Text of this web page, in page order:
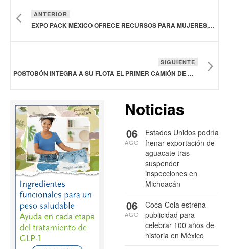
ANTERIOR
EXPO PACK MÉXICO OFRECE RECURSOS PARA MUJERES, AL IMPULSAR EL CRECIMIENTO DE LA PACKAGING AND PROCESSING WOMEN’S LEADERSHIP NETWORK EN LATAM
SIGUIENTE
POSTOBÓN INTEGRA A SU FLOTA EL PRIMER CAMIÓN DE REPARTO URBANO A GAS NATURAL
Noticias
Estados Unidos podría
frenar exportación de
aguacate tras
suspender
inspecciones en
Michoacán
06
AGO
Coca-Cola estrena
publicidad para
celebrar 100 años de
historia en México
06
AGO